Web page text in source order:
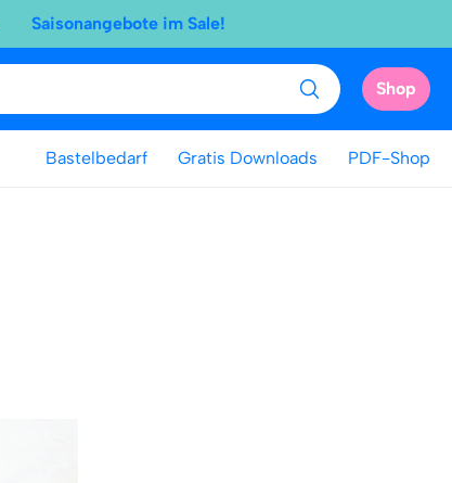
Saisonangebote im Sale!
Shop
Bastelbedarf Gratis Downloads PDF-Shop